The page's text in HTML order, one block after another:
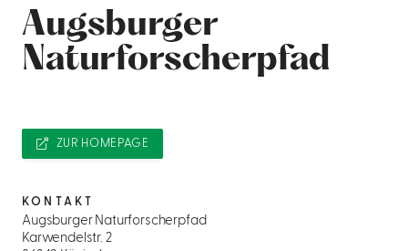
Augsburger
Naturforscherpfad
ZUR HOMEPAGE
KONTAKT
Augsburger Naturforscherpfad
Karwendelstr. 2